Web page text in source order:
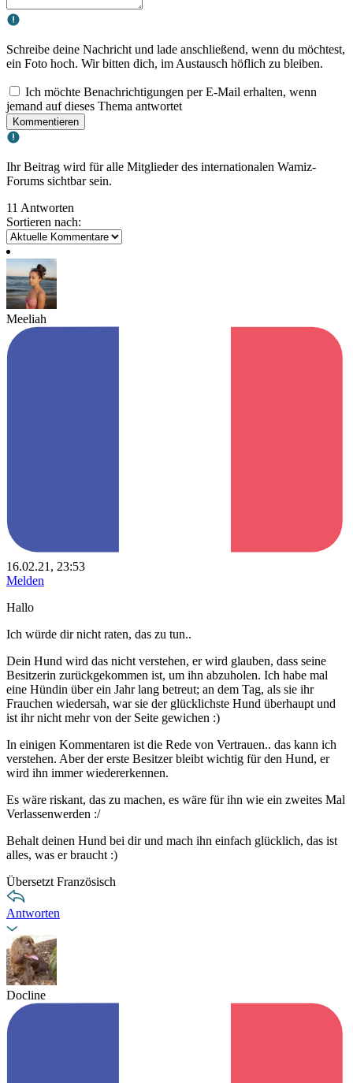
Schreibe deine Nachricht und lade anschließend, wenn du möchtest,
ein Foto hoch. Wir bitten dich, im Austausch höflich zu bleiben.
Ich möchte Benachrichtigungen per E-Mail erhalten, wenn
jemand auf dieses Thema antwortet
Kommentieren
Ihr Beitrag wird für alle Mitglieder des internationalen Wamiz-
Forums sichtbar sein.
11 Antworten
Sortieren nach:
Meeliah
16.02.21, 23:53
Melden
Hallo
Ich würde dir nicht raten, das zu tun..
Dein Hund wird das nicht verstehen, er wird glauben, dass seine
Besitzerin zurückgekommen ist, um ihn abzuholen. Ich habe mal
eine Hündin über ein Jahr lang betreut; an dem Tag, als sie ihr
Frauchen wiedersah, war sie der glücklichste Hund überhaupt und
ist ihr nicht mehr von der Seite gewichen :)
In einigen Kommentaren ist die Rede von Vertrauen.. das kann ich
verstehen. Aber der erste Besitzer bleibt wichtig für den Hund, er
wird ihn immer wiedererkennen.
Es wäre riskant, das zu machen, es wäre für ihn wie ein zweites Mal
Verlassenwerden :/
Behalt deinen Hund bei dir und mach ihn einfach glücklich, das ist
alles, was er braucht :)
Übersetzt Französisch
Antworten
Docline